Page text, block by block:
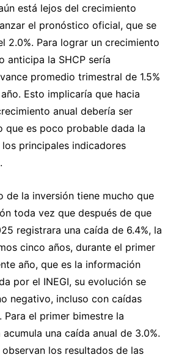
está lejos del crecimiento
el pronóstico oficial, que se
2.0%. Para lograr un crecimiento
anticipa la SHCP sería
promedio trimestral de 1.5%
Esto implicaría que hacia
anual debería ser
que es poco probable dada la
principales indicadores
de la inversión tiene mucho que
toda vez que después de que
registrara una caída de 6.4%, la
cinco años, durante el primer
año, que es la información
por el INEGI, su evolución se
negativo, incluso con caídas
Para el primer bimestre la
una caída anual de 3.0%.
los resultados de las